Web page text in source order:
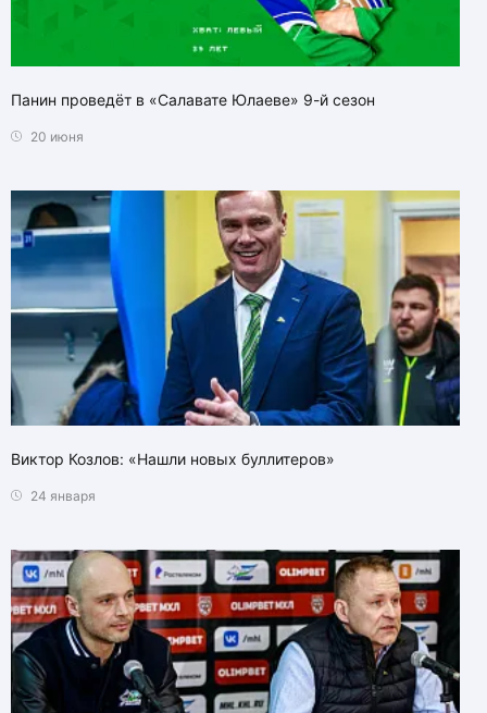
Панин проведёт в «Салавате Юлаеве» 9-й сезон
20 июня
Виктор Козлов: «Нашли новых буллитеров»
24 января